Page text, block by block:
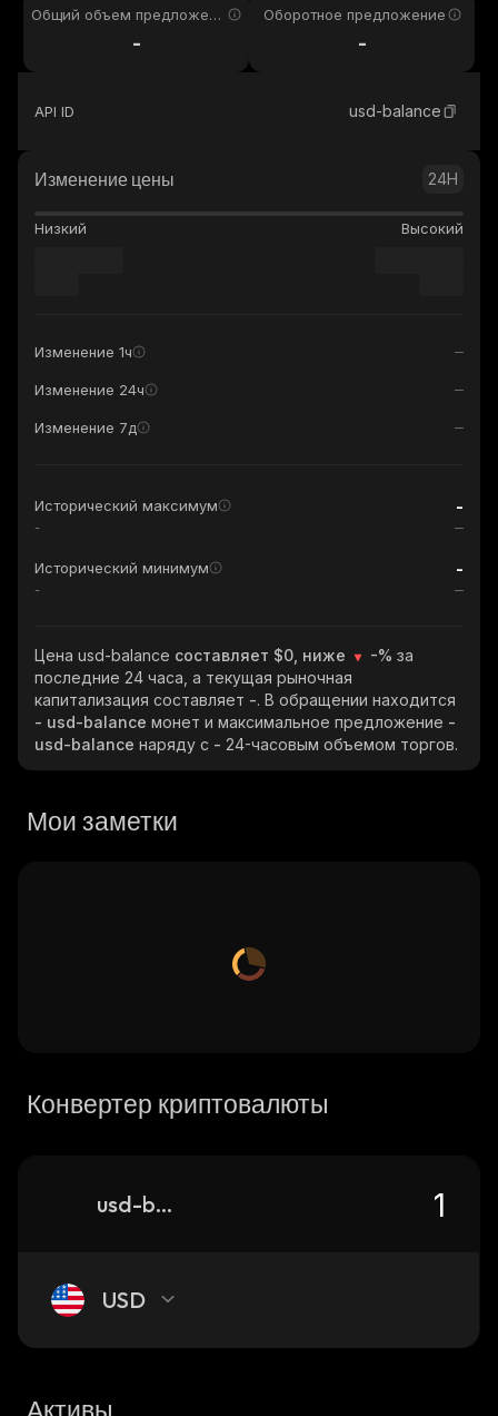
Общий объем предложени
-
Оборотное предложение
-
API ID usd-balance
Изменение цены 24H
Низкий Высокий
Изменение 1ч
Изменение 24ч
Изменение 7д
Исторический максимум -
-
Исторический минимум -
-
Цена usd-balance составляет $0, ниже -% за
последние 24 часа, а текущая рыночная
капитализация составляет -. В обращении находится
- usd-balance монет и максимальное предложение -
usd-balance наряду с - 24-часовым объемом торгов.
Мои заметки
Конвертер криптовалюты
usd-balance
USD